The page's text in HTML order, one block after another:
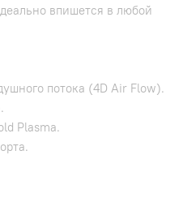
впишется в любой
потока (4D Air Flow).
Plasma.